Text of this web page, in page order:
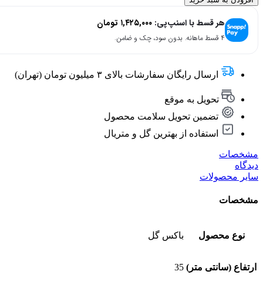
هر قسط با اسنپ‌پی: ۱,۴۲۵,۰۰۰ تومان
۴ قسط ماهانه. بدون سود، چک و ضامن.
ارسال رایگان سفارشات بالای ۳ میلیون تومان (تهران)
تحویل به موقع
تضمین تحویل سلامت محصول
استفاده از بهترین گل و متریال
مشخصات
دیدگاه
سایر محصولات
مشخصات
نوع محصول باکس گل
ارتفاع (سانتی متر) 35